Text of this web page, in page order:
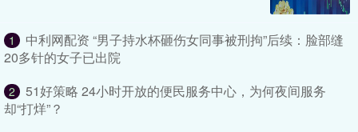
1
中利网配资 “男子持水杯砸伤女同事被刑拘”后续：脸部缝
20多针的女子已出院
2
51好策略 24小时开放的便民服务中心，为何夜间服务
却“打烊”？